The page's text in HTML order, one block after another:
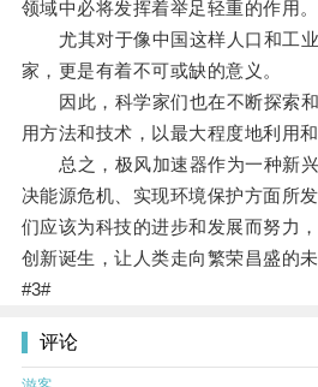
领域中必将发挥着举足轻重的作用。
尤其对于像中国这样人口和工业
家，更是有着不可或缺的意义。
因此，科学家们也在不断探索和
用方法和技术，以最大程度地利用
总之，极风加速器作为一种新兴
决能源危机、实现环境保护方面所
们应该为科技的进步和发展而努力
创新诞生，让人类走向繁荣昌盛的未
#3#
评论